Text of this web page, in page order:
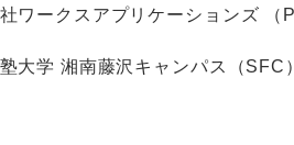
クスアプリケーションズ （
湘南藤沢キャンパス（SFC